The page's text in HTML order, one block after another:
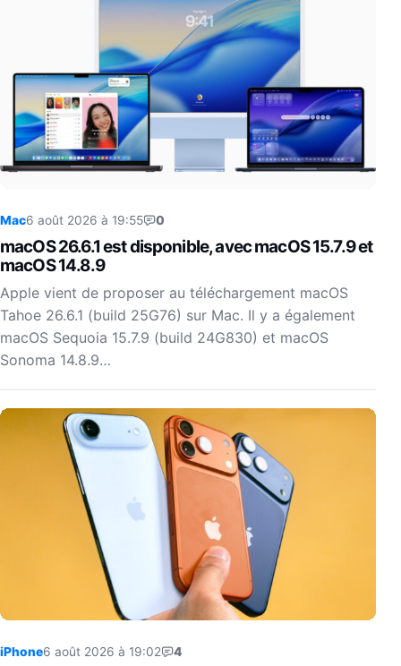
Mac6 août 2026 à 19:55 0
macOS 26.6.1 est disponible, avec macOS 15.7.9 et
macOS 14.8.9
Apple vient de proposer au téléchargement macOS
Tahoe 26.6.1 (build 25G76) sur Mac. Il y a également
macOS Sequoia 15.7.9 (build 24G830) et macOS
Sonoma 14.8.9…
iPhone6 août 2026 à 19:02 4